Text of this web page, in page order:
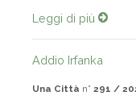
Leggi di più
Addio Irfanka
Una Città n° 291 /